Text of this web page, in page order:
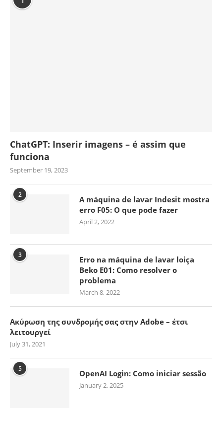
ChatGPT: Inserir imagens – é assim que
funciona
September 19, 2023
2
A máquina de lavar Indesit mostra
erro F05: O que pode fazer
April 2, 2022
3
Erro na máquina de lavar loiça
Beko E01: Como resolver o
problema
March 8, 2022
Ακύρωση της συνδρομής σας στην Adobe – έτσι
λειτουργεί
July 31, 2021
5 OpenAI Login: Como iniciar sessão
January 2, 2025